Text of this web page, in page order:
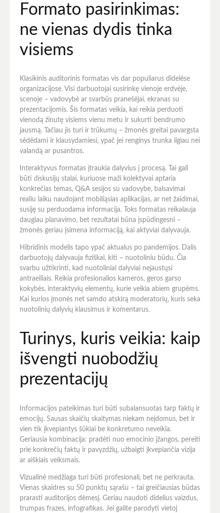
Formato pasirinkimas:
ne vienas dydis tinka
visiems
Klasikinis auditorinis formatas vis dar populiarus didelėse
organizacijose. Visi darbuotojai susirinkę vienoje erdvėje,
scenoje – vadovybė ar svarbūs pranešėjai, ekranas su
prezentacijomis. Šis formatas veikia, kai reikia perduoti
vienodą žinutę visiems vienu metu ir sukurti bendrumo
jausmą. Tačiau jis turi ir trūkumų – žmonės greitai pavargsta
sėdėdami ir klausydamiesi, ypač jei renginys trunka ilgiau nei
valandą ar pusantros.
Interaktyvus formatas įtraukia dalyvius į procesą. Tai gali
būti diskusijų stalai, kuriuose maži kolektyvai aptaria
konkrečias temas, Q&A sesijos su vadovybe, balsavimai
realiu laiku naudojant mobiliąsias aplikacijas, ar net žaidimai,
susiję su perduodama informacija. Toks formatas reikalauja
daugiau planavimo, bet rezultatai būna įspūdingesni –
žmonės geriau įsimena informaciją, kai aktyviai dalyvauja.
Hibridinis modelis tapo ypač aktualus po pandemijos. Dalis
darbuotojų dalyvauja fiziškai, kiti – nuotoliniu būdu. Čia
svarbu užtikrinti, kad nuotoliniai dalyviai nejaustųsi
antraeiliais. Reikia profesionalios kameros, geros garso
kokybės, interaktyvių elementų, kurie veikia abiem grupėms.
Kai kurios įmonės net samdo atskirą moderatorių, kuris seka
nuotolinių dalyvių klausimus ir komentarus.
Turinys, kuris veikia: kaip
išvengti nuobodžių
prezentacijų
Informacijos pateikimas turi būti subalansuotas tarp faktų ir
emocijų. Sausas skaičių skaitymas niekam neįdomus, bet ir
vien tik įkvepiantys šūkiai be konkretumo neveikia.
Geriausia kombinacija: pradėti nuo emocinio įžangos, pereiti
prie konkrečių faktų ir pavyzdžių, užbaigti įkvepiančia vizija
ar aiškiais veiksmais.
Vizualinė medžiaga turi būti profesionali, bet ne perkrauta.
Vienas skaidres su 50 punktų sąrašu – tai greičiausias būdas
prarasti auditorijos dėmesį. Geriau naudoti didelius vaizdus,
trumpas frazes, infografikas. Jei galite parodyti vietoj